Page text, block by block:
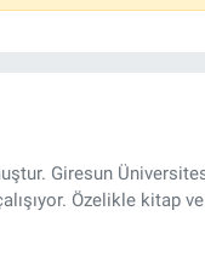
Giresun
Özelikle kitap